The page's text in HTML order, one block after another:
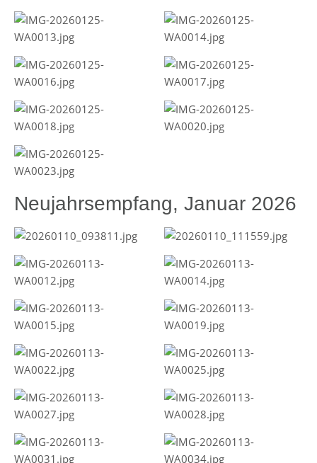
Neujahrsempfang, Januar 2026